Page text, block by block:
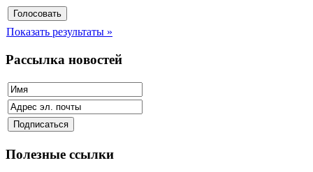
Показать результаты »
Рассылка новостей
Полезные ссылки